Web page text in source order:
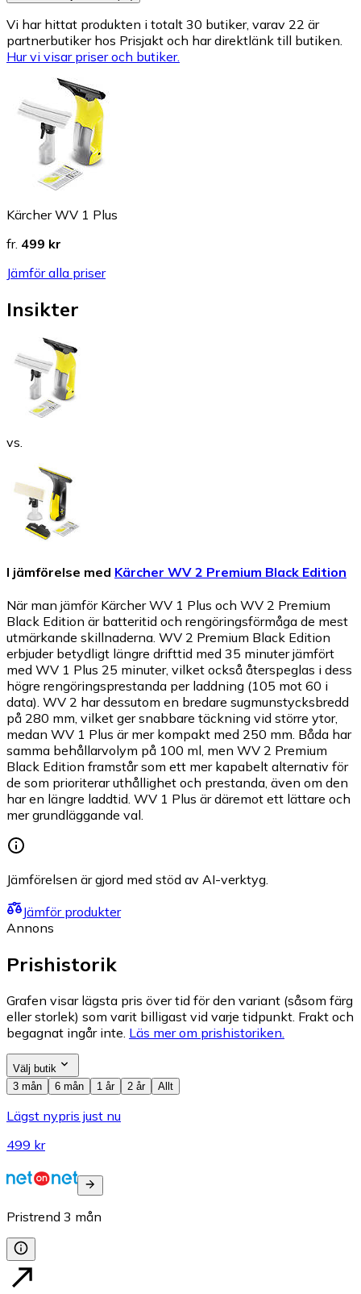
Vi har hittat produkten i totalt 30 butiker, varav 22 är
partnerbutiker hos Prisjakt och har direktlänk till butiken.
Hur vi visar priser och butiker.
Kärcher WV 1 Plus
fr. 499 kr
Jämför alla priser
Insikter
vs.
I jämförelse med Kärcher WV 2 Premium Black Edition
När man jämför Kärcher WV 1 Plus och WV 2 Premium
Black Edition är batteritid och rengöringsförmåga de mest
utmärkande skillnaderna. WV 2 Premium Black Edition
erbjuder betydligt längre drifttid med 35 minuter jämfört
med WV 1 Plus 25 minuter, vilket också återspeglas i dess
högre rengöringsprestanda per laddning (105 mot 60 i
data). WV 2 har dessutom en bredare sugmunstycksbredd
på 280 mm, vilket ger snabbare täckning vid större ytor,
medan WV 1 Plus är mer kompakt med 250 mm. Båda har
samma behållarvolym på 100 ml, men WV 2 Premium
Black Edition framstår som ett mer kapabelt alternativ för
de som prioriterar uthållighet och prestanda, även om den
har en längre laddtid. WV 1 Plus är däremot ett lättare och
mer grundläggande val.
Jämförelsen är gjord med stöd av AI-verktyg.
Jämför produkter
Annons
Prishistorik
Grafen visar lägsta pris över tid för den variant (såsom färg
eller storlek) som varit billigast vid varje tidpunkt. Frakt och
begagnat ingår inte. Läs mer om prishistoriken.
Välj butik
3 mån
6 mån 1 år 2 år Allt
Lägst nypris just nu
499 kr
Pristrend 3 mån